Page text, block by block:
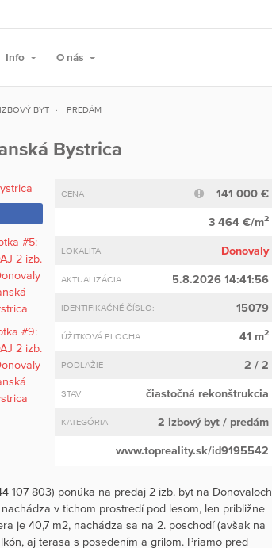
Info O nás
BYT PREDÁM
Bystrica
CENA 141 000 €
3 464 €/m2
LOKALITA Donovaly
AKTUALIZÁCIA 5.8.2026 14:41:56
IDENTIFIKAČNÉ ČÍSLO: 15079
ÚŽITKOVÁ PLOCHA 41 m2
PODLAŽIE 2 / 2
STAV čiastočná rekonštrukcia
KATEGÓRIA 2 izbový byt/ predám
www.topreality.sk/id9195542
107 803) ponúka na predaj 2 izb. byt na Donovaloch
v tichom prostredí pod lesom, len približne
je 40,7 m2, nachádza sa na 2. poschodí (avšak na
aj terasa s posedením a grilom. Priamo pred